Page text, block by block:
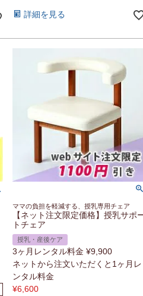
詳細を見る
ママの負担を軽減する、授乳専用チェア
【ネット注文限定価格】授乳サポ
トチェア
授乳・産後ケア
3ヶ月レンタル料金 ¥9,900
ネットから注文いただくと1ヶ月レ
ンタル料金
¥6,600